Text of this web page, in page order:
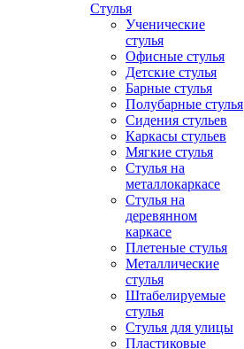
Стулья
Ученические
стулья
Офисные стулья
Детские стулья
Барные стулья
Полубарные стулья
Сидения стульев
Каркасы стульев
Мягкие стулья
Стулья на
металлокаркасе
Стулья на
деревянном
каркасе
Плетеные стулья
Металлические
стулья
Штабелируемые
стулья
Стулья для улицы
Пластиковые